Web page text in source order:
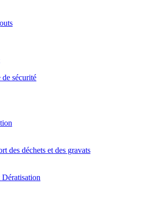
de sécurité
des déchets et des gravats
Dératisation